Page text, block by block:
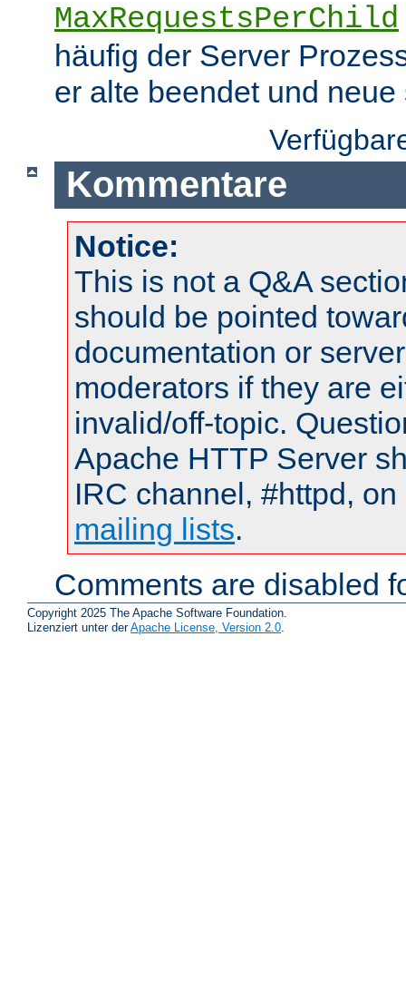
MaxRequestsPerChild
häufig der Server
er alte beendet und neue
Kommentare
Notice:
This is not a Q&A
should be pointed
documentation or
moderators if they are
invalid/off-topic.
Apache HTTP Server
IRC channel, #httpd,
mailing lists.
Comments are disabled
Copyright 2025 The Apache Software Foundation.
Lizenziert unter derApache License, Version 2.0